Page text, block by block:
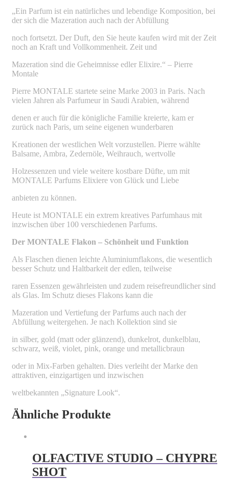
„Ein Parfum ist ein natürliches und lebendige Komposition, bei
der sich die Mazeration auch nach der Abfüllung
noch fortsetzt. Der Duft, den Sie heute kaufen wird mit der Zeit
noch an Kraft und Vollkommenheit. Zeit und
Mazeration sind die Geheimnisse edler Elixire.“ – Pierre
Montale
Pierre MONTALE startete seine Marke 2003 in Paris. Nach
vielen Jahren als Parfumeur in Saudi Arabien, während
denen er auch für die königliche Familie kreierte, kam er
zurück nach Paris, um seine eigenen wunderbaren
Kreationen der westlichen Welt vorzustellen. Pierre wählte
Balsame, Ambra, Zedernöle, Weihrauch, wertvolle
Holzessenzen und viele weitere kostbare Düfte, um mit
MONTALE Parfums Elixiere von Glück und Liebe
anbieten zu können.
Heute ist MONTALE ein extrem kreatives Parfumhaus mit
inzwischen über 100 verschiedenen Parfums.
Der MONTALE Flakon – Schönheit und Funktion
Als Flaschen dienen leichte Aluminiumflakons, die wesentlich
besser Schutz und Haltbarkeit der edlen, teilweise
raren Essenzen gewährleisten und zudem reisefreundlicher sind
als Glas. Im Schutz dieses Flakons kann die
Mazeration und Vertiefung der Parfums auch nach der
Abfüllung weitergehen. Je nach Kollektion sind sie
in silber, gold (matt oder glänzend), dunkelrot, dunkelblau,
schwarz, weiß, violet, pink, orange und metallicbraun
oder in Mix-Farben gehalten. Dies verleiht der Marke den
attraktiven, einzigartigen und inzwischen
weltbekannten „Signature Look“.
Ähnliche Produkte
OLFACTIVE STUDIO – CHYPRE
SHOT